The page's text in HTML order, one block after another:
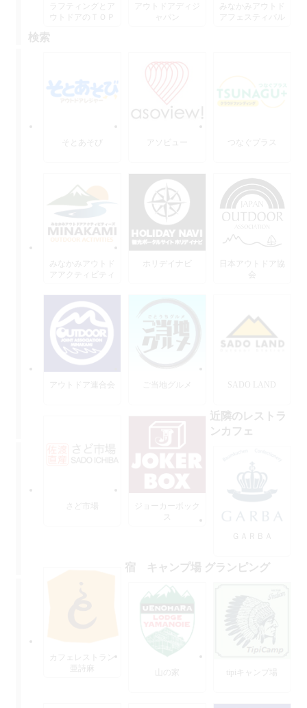
ラフティングとア
ウトドアのＴＯＰ
アウトドアディジ
みなかみアウトド
アフェスティバル
検索
そとあそび アソビュー つなぐプラス
みなかみアウトド
アアクティビティ
ホリデイナビ
日本アウトドア協
会
アウトドア連合会 ご当地グルメ SADO LAND
さど市場
ジョーカーボック
ス
近隣のレストラ
ンカフェ
ＧＡＲＢＡ
カフェレストラン
亜詩麻
宿 キャンプ場 グランピング
山の家 tipiキャンプ場